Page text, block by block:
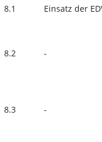
8.1 Einsatz der
8.2 -
8.3 -